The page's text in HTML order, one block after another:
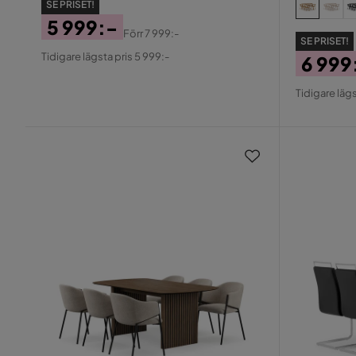
SE PRISET!
Pris
5 999:-
Original
Förr7 999:-
Tidigare lägsta pris 5 999:-
SE PRISET!
Pris
6
Tidigare